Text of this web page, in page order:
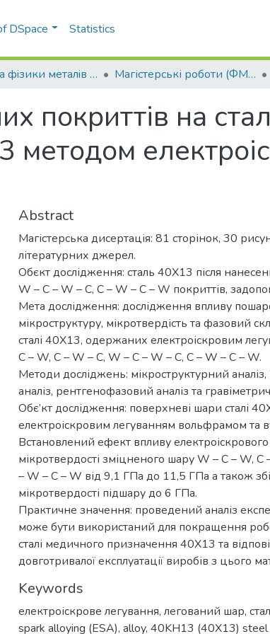
DSpace Statistics
Кафедра фiзики металiв (ФМ ІФФ) Магістерські роботи (ФМ ІФФ)
покриттів на
Abstract
Магістерська дисертація: 81 сторінок, 30
літературних джерел.
Обєкт дослідження: сталь 40Х13 після
W – C – W – C, C – W – C – W покриттів,
Мета дослідження: дослідження впливу
мікроструктуру, мікротвердість та фазовий
сталі 40Х13, одержаних електроіскровим
C – W, C – W – C, W – C – W – C, C – W – C – W.
Методи досліджень: мікроструктурний
аналіз, рентгенофазовий аналіз та
Обє’кт дослідження: поверхневі шари сталі
електроіскровим легуванням вольфрамом та
Встановлений ефект впливу
мікротвердості зміцненого шару W – C – W, C
– W – C – W від 9,1 ГПа до 11,5 ГПа а також
мікротвердості підшару до 6 ГПа.
Практичне значення: проведений аналіз
може бути використаний для покращення
сталі медичного призначення 40Х13 та
довготривалої експлуатації виробів з цього
Keywords
електроіскрове легування, легований шар,
spark alloying (ESA), alloy, 40KH13 (40Х13) steel